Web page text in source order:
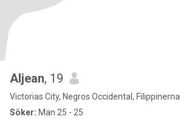
Aljean, 19
Victorias City, Negros Occidental, Filippinerna
Söker: Man 25 - 25